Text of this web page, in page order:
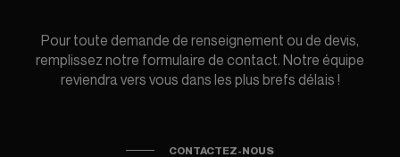
Pour toute demande de renseignement ou de devis,
remplissez notre formulaire de contact. Notre équipe
reviendra vers vous dans les plus brefs délais !
CONTACTEZ-NOUS